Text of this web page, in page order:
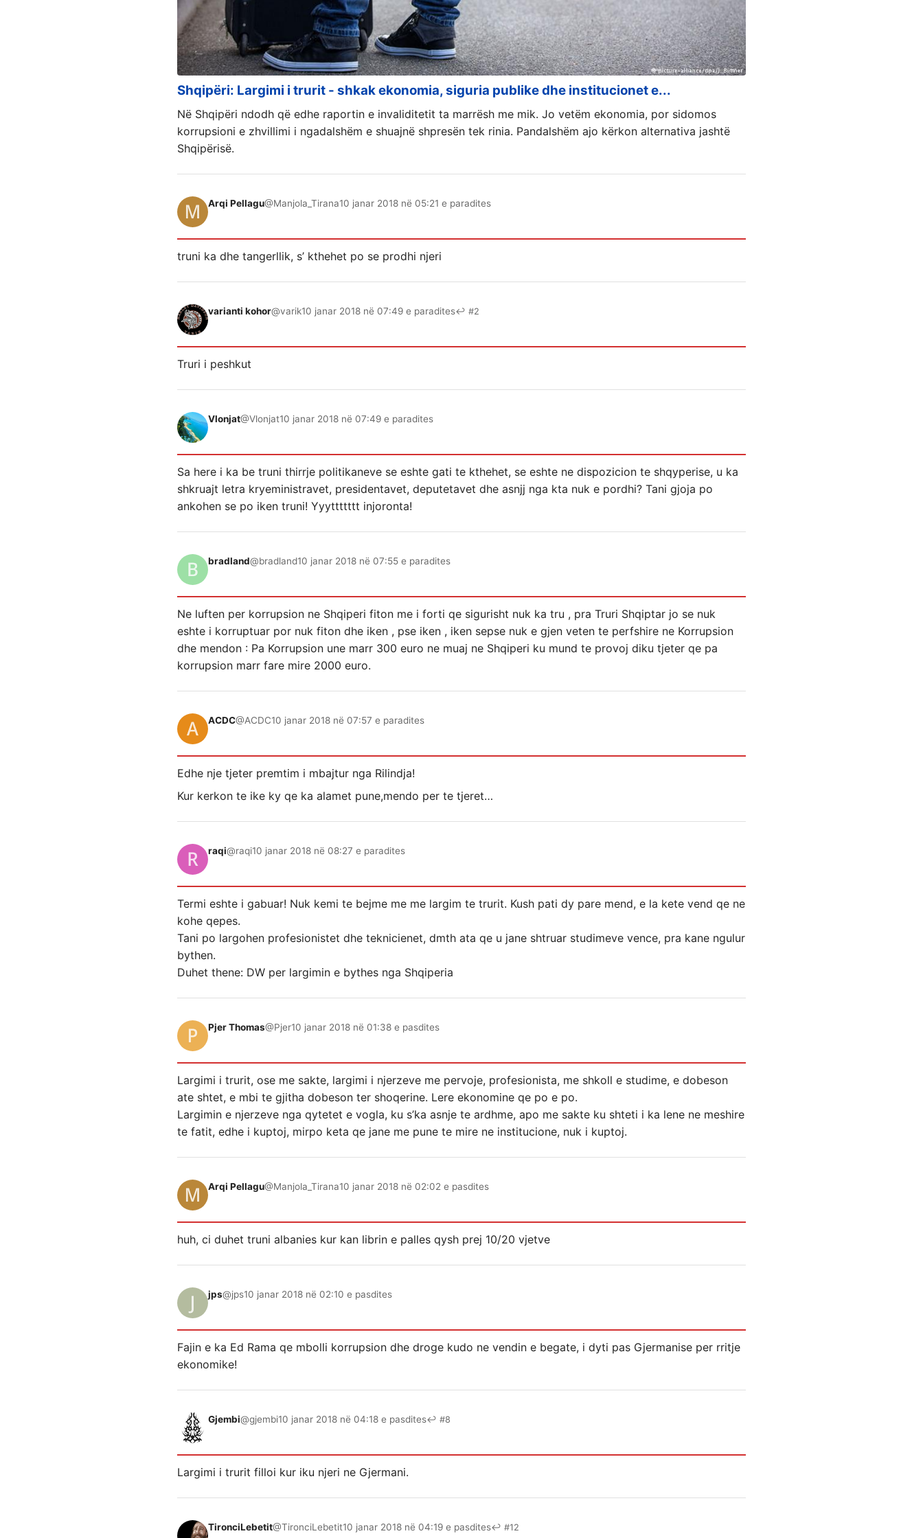
Shqipëri: Largimi i trurit - shkak ekonomia, siguria publike dhe institucionet e...
Në Shqipëri ndodh që edhe raportin e invaliditetit ta marrësh me mik. Jo vetëm ekonomia, por sidomos
korrupsioni e zhvillimi i ngadalshëm e shuajnë shpresën tek rinia. Pandalshëm ajo kërkon alternativa jashtë
Shqipërisë.
Arqi Pellagu@Manjola_Tirana10 janar 2018 në 05:21 e paradites
truni ka dhe tangerllik, s’ kthehet po se prodhi njeri
varianti kohor@varik10 janar 2018 në 07:49 e paradites↩ #2
Truri i peshkut
Vlonjat@Vlonjat10 janar 2018 në 07:49 e paradites
Sa here i ka be truni thirrje politikaneve se eshte gati te kthehet, se eshte ne dispozicion te shqyperise, u ka
shkruajt letra kryeministravet, presidentavet, deputetavet dhe asnjj nga kta nuk e pordhi? Tani gjoja po
ankohen se po iken truni! Yyyttttttt injoronta!
bradland@bradland10 janar 2018 në 07:55 e paradites
Ne luften per korrupsion ne Shqiperi fiton me i forti qe sigurisht nuk ka tru , pra Truri Shqiptar jo se nuk
eshte i korruptuar por nuk fiton dhe iken , pse iken , iken sepse nuk e gjen veten te perfshire ne Korrupsion
dhe mendon : Pa Korrupsion une marr 300 euro ne muaj ne Shqiperi ku mund te provoj diku tjeter qe pa
korrupsion marr fare mire 2000 euro.
ACDC@ACDC10 janar 2018 në 07:57 e paradites
Edhe nje tjeter premtim i mbajtur nga Rilindja!
Kur kerkon te ike ky qe ka alamet pune,mendo per te tjeret…
raqi@raqi10 janar 2018 në 08:27 e paradites
Termi eshte i gabuar! Nuk kemi te bejme me me largim te trurit. Kush pati dy pare mend, e la kete vend qe ne
kohe qepes.
Tani po largohen profesionistet dhe teknicienet, dmth ata qe u jane shtruar studimeve vence, pra kane ngulur
bythen.
Duhet thene: DW per largimin e bythes nga Shqiperia
Pjer Thomas@Pjer10 janar 2018 në 01:38 e pasdites
Largimi i trurit, ose me sakte, largimi i njerzeve me pervoje, profesionista, me shkoll e studime, e dobeson
ate shtet, e mbi te gjitha dobeson ter shoqerine. Lere ekonomine qe po e po.
Largimin e njerzeve nga qytetet e vogla, ku s’ka asnje te ardhme, apo me sakte ku shteti i ka lene ne meshire
te fatit, edhe i kuptoj, mirpo keta qe jane me pune te mire ne institucione, nuk i kuptoj.
Arqi Pellagu@Manjola_Tirana10 janar 2018 në 02:02 e pasdites
huh, ci duhet truni albanies kur kan librin e palles qysh prej 10/20 vjetve
jps@jps10 janar 2018 në 02:10 e pasdites
Fajin e ka Ed Rama qe mbolli korrupsion dhe droge kudo ne vendin e begate, i dyti pas Gjermanise per rritje
ekonomike!
Gjembi@gjembi10 janar 2018 në 04:18 e pasdites↩ #8
Largimi i trurit filloi kur iku njeri ne Gjermani.
TironciLebetit@TironciLebetit10 janar 2018 në 04:19 e pasdites↩ #12